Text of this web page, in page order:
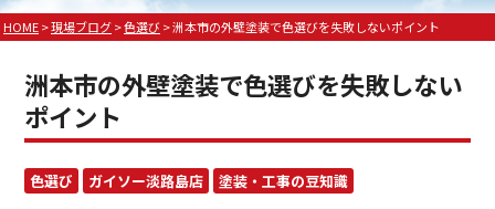
HOME>現場ブログ>色選び>洲本市の外壁塗装で色選びを失敗しないポイント
洲本市の外壁塗装で色選びを失敗しない
ポイント
色選び ガイソー淡路島店
塗装・工事の豆知識